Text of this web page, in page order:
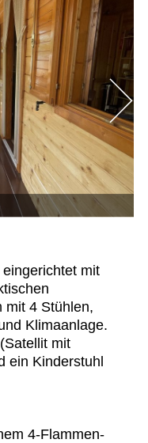
mit
mit 4 Stühlen,
Klimaanlage.
mit
ein Kinderstuhl
4-Flammen-